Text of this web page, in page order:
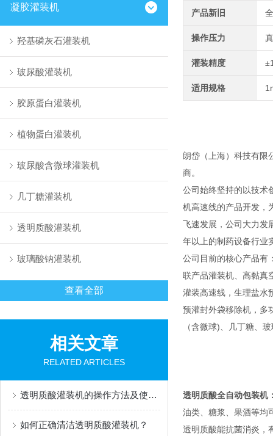
凝胶灌装机
羟基磷灰石灌装机
玻尿酸灌装机
胶原蛋白灌装机
植物蛋白灌装机
玻尿酸含微球灌装机
几丁糖灌装机
透明质酸灌装机
玻璃酸钠灌装机
查看全部
相关文章
RELATED ARTICLES
透明质酸灌装机的操作方法及使用注意事项
如何正确清洁透明质酸灌装机？
产品新旧
操作压力
灌装精度
适用规格
朗岱（上海）科技有限
商。
公司始终坚持的以技术
机高速线的产品开发，
飞速发展，公司大力发
年以上的制药设备行业
公司目前的核心产品有
联产品灌装机、高黏真
灌装高速线，生理盐水
预灌封外袋移除机，多
（含微球)、几丁糖、
透明质酸全自动包装机
油类、糖浆、果酒等均
透明质酸能抗菌消炎，